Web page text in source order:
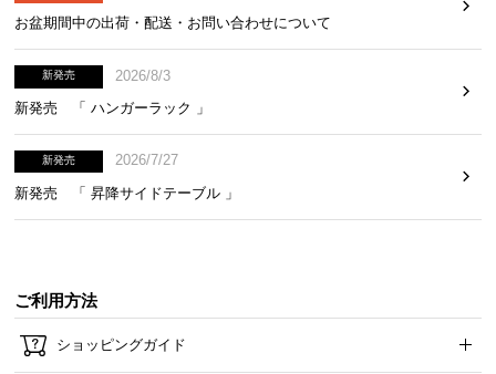
お盆期間中の出荷・配送・お問い合わせについて
新発売
2026/8/3
新発売 「 ハンガーラック 」
新発売
2026/7/27
新発売 「 昇降サイドテーブル 」
ご利用方法
ショッピングガイド